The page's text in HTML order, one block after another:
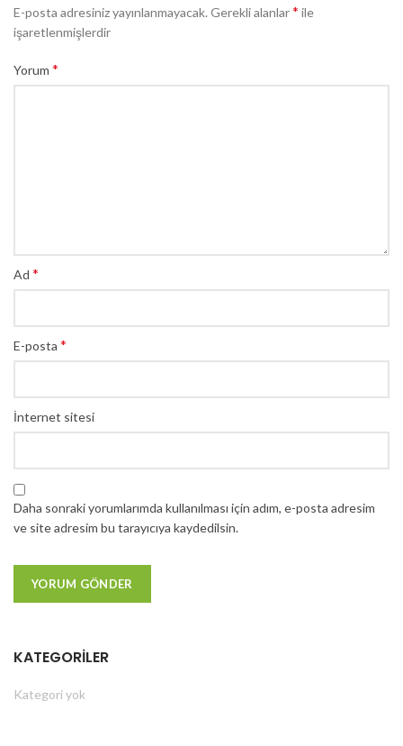
E-posta adresiniz yayınlanmayacak.Gerekli alanlar* ile
işaretlenmişlerdir
Yorum *
Ad *
E-posta *
İnternet sitesi
Daha sonraki yorumlarımda kullanılması için adım, e-posta adresim
ve site adresim bu tarayıcıya kaydedilsin.
KATEGORILER
Kategori yok